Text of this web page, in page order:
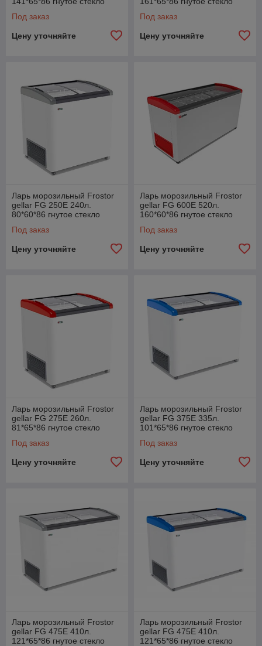
Под заказ
Цену уточняйте
Под заказ
Цену уточняйте
Ларь морозильный Frostor
gellar FG 250E 240л.
80*60*86 гнутое стекло
Под заказ
Цену уточняйте
Ларь морозильный Frostor
gellar FG 600E 520л.
160*60*86 гнутое стекло
Под заказ
Цену уточняйте
Ларь морозильный Frostor
gellar FG 275E 260л.
81*65*86 гнутое стекло
Под заказ
Цену уточняйте
Ларь морозильный Frostor
gellar FG 375E 335л.
101*65*86 гнутое стекло
Под заказ
Цену уточняйте
Ларь морозильный Frostor
gellar FG 475E 410л.
121*65*86 гнутое стекло
Ларь морозильный Frostor
gellar FG 475E 410л.
121*65*86 гнутое стекло